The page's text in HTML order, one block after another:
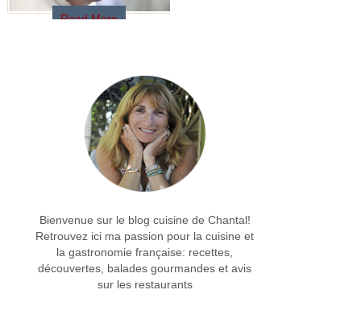
Read More
Bienvenue sur le blog cuisine de Chantal!
Retrouvez ici ma passion pour la cuisine et
la gastronomie française: recettes,
découvertes, balades gourmandes et avis
sur les restaurants